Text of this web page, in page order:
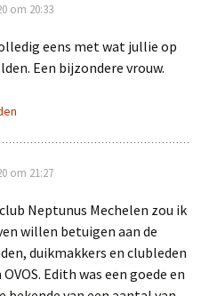
om 20:33
eens met wat jullie op
Een bijzondere vrouw.
om 21:27
Neptunus Mechelen zou ik
willen betuigen aan de
duikmakkers en clubleden
Edith was een goede en